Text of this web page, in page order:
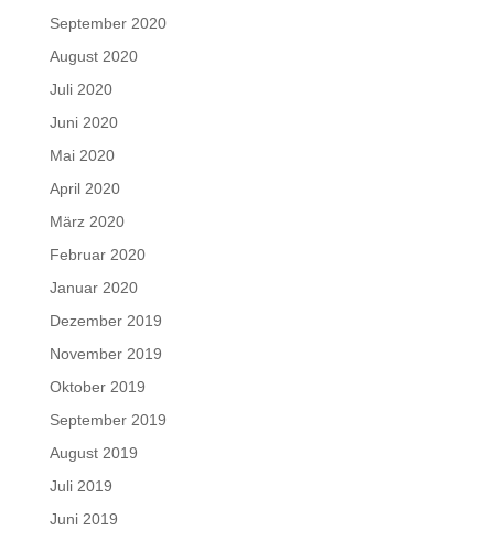
September 2020
August 2020
Juli 2020
Juni 2020
Mai 2020
April 2020
März 2020
Februar 2020
Januar 2020
Dezember 2019
November 2019
Oktober 2019
September 2019
August 2019
Juli 2019
Juni 2019